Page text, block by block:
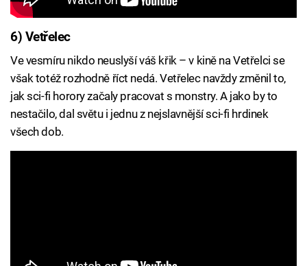
6) Vetřelec
Ve vesmíru nikdo neuslyší váš křik – v kině na Vetřelci se
však totéž rozhodně říct nedá. Vetřelec navždy změnil to,
jak sci-fi horory začaly pracovat s monstry. A jako by to
nestačilo, dal světu i jednu z nejslavnější sci-fi hrdinek
všech dob.